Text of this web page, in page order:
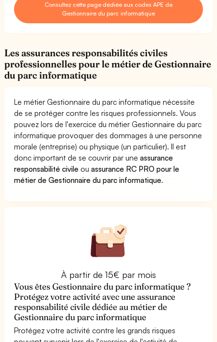
Consultez cette page dédiée aux codes APE de
Gestionnaire du parc informatique
Les assurances responsabilités civiles
professionnelles pour le métier de Gestionnaire
du parc informatique
Le métier Gestionnaire du parc informatique nécessite
de se protéger contre les risques professionnels. Vous
pouvez lors de l'exercice du métier Gestionnaire du parc
informatique provoquer des dommages à une personne
morale (entreprise) ou physique (un particulier). Il est
donc important de se couvrir par uneassurance
responsabilité civile ouassurance RC PRO pour le
métier de Gestionnaire du parc informatique.
À partir de 15€ par mois
Vous êtes Gestionnaire du parc informatique ?
Protégez votre activité avec une assurance
responsabilité civile dédiée au métier de
Gestionnaire du parc informatique
Protégez votre activité contre les grands risques